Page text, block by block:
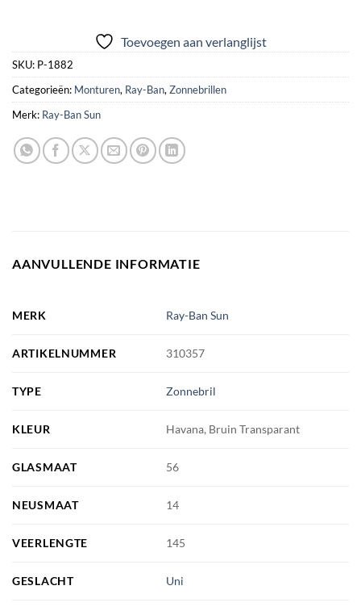
Toevoegen aan verlanglijst
SKU: P-1882
Categorieën: Monturen, Ray-Ban, Zonnebrillen
Merk: Ray-Ban Sun
AANVULLENDE INFORMATIE
MERK Ray-Ban Sun
ARTIKELNUMMER 310357
TYPE Zonnebril
KLEUR Havana, Bruin Transparant
GLASMAAT 56
NEUSMAAT 14
VEERLENGTE 145
GESLACHT Uni